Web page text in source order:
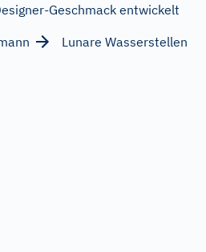
Geschmack entwickelt
Lunare Wasserstellen